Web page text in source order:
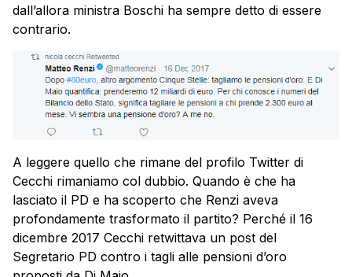
dall’allora ministra Boschi ha sempre detto di essere
contrario.
A leggere quello che rimane del profilo Twitter di
Cecchi rimaniamo col dubbio. Quando è che ha
lasciato il PD e ha scoperto che Renzi aveva
profondamente trasformato il partito? Perché il 16
dicembre 2017 Cecchi retwittava un post del
Segretario PD contro i tagli alle pensioni d’oro